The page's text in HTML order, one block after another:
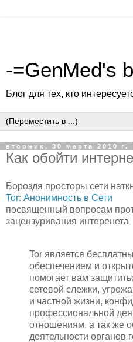
-=GenMed's
Блог для тех, кто
вторник, 30 марта 2010 г.
Как обойти
Бороздя просторы сети
Tor: Анонимность в Сети
посвященный вопросам
зацензуривания интеренета
Tor является
обеспечением и
помогает вам
сетевой слежки,
и частной жизни,
профессиональной
отношениям, а так же
деятельности органов